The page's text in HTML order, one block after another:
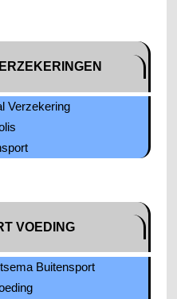
Verzekering
VOEDING
Buitensport